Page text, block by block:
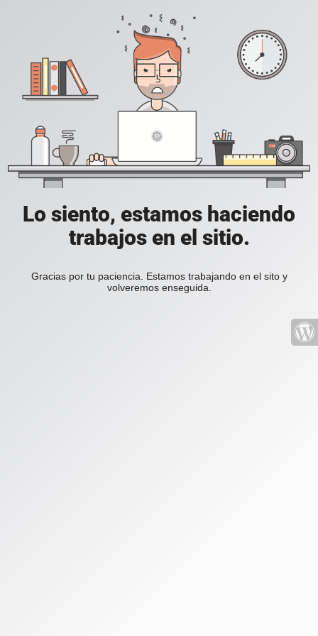
Lo siento, estamos haciendo
trabajos en el sitio.
Gracias por tu paciencia. Estamos trabajando en el sito y
volveremos enseguida.